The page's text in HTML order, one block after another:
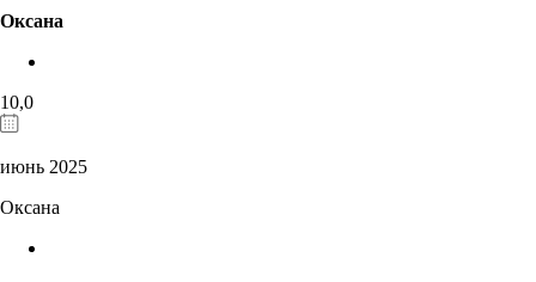
Оксана
10,0
июнь 2025
Оксана